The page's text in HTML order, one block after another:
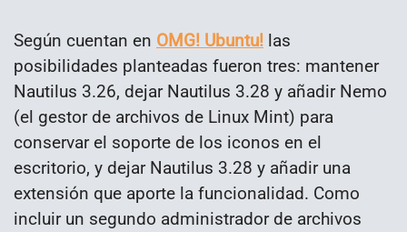
Según cuentan en OMG! Ubuntu! las
posibilidades planteadas fueron tres: mantener
Nautilus 3.26, dejar Nautilus 3.28 y añadir Nemo
(el gestor de archivos de Linux Mint) para
conservar el soporte de los iconos en el
escritorio, y dejar Nautilus 3.28 y añadir una
extensión que aporte la funcionalidad. Como
incluir un segundo administrador de archivos